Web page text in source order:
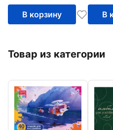
(А202156)
В корзину В
Товар из категории